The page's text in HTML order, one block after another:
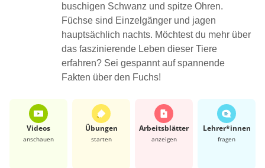
buschigen Schwanz und spitze Ohren.
Füchse sind Einzelgänger und jagen
hauptsächlich nachts. Möchtest du mehr über
das faszinierende Leben dieser Tiere
erfahren? Sei gespannt auf spannende
Fakten über den Fuchs!
Videos
anschauen
Übungen
starten
Arbeits­blätter
anzeigen
Lehrer*​innen
fragen